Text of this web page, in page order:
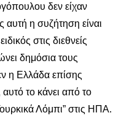
δεν είχαν
η συζήτηση είναι
στις διεθνείς
δημόσια τους
η Ελλάδα επίσης
αυτό το κάνει από το
Λόμπι” στις ΗΠΑ.